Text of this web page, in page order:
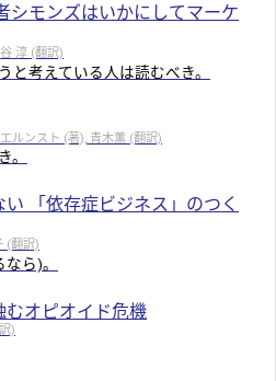
シモンズはいかにしてマーケ
淳 (翻訳)
と考えている人は読むべき。
ルンスト (著), 青木薫 (翻訳)
「依存症ビジネス」のつく
(翻訳)
ら)。
むオピオイド危機
)